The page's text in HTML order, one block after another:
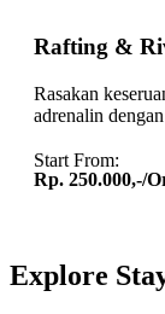
Rafting &
Rasakan
adrenalin
Start From:
Rp. 250.000,-/
Explore